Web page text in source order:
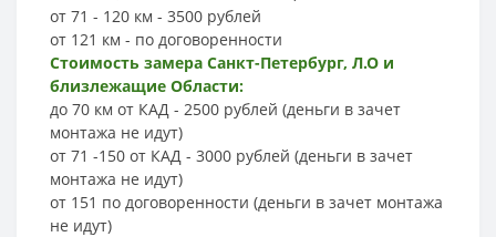
от 71 - 120 км - 3500 рублей
от 121 км - по договоренности
Стоимость замера Санкт-Петербург, Л.О и
близлежащие Области:
до 70 км от КАД - 2500 рублей (деньги в зачет
монтажа не идут)
от 71 -150 от КАД - 3000 рублей (деньги в зачет
монтажа не идут)
от 151 по договоренности (деньги в зачет монтажа
не идут)